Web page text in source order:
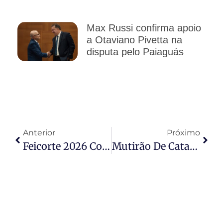
Max Russi confirma apoio
a Otaviano Pivetta na
disputa pelo Paiaguás
Anterior
Feicorte 2026 Coloca Prudente No Centro Da Inovação Global Da Pecuária
Próximo
Mutirão De Catarata Devolve Esperança E Acelera Atendimento De Pacientes Que Aguardavam Há Anos Em Várzea Grande